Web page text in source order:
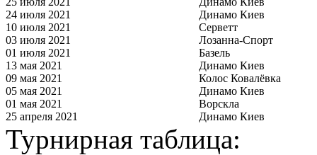
24 июля 2021
Динамо Киев
10 июля 2021
Серветт
03 июля 2021
Лозанна-Спорт
01 июля 2021
Базель
13 мая 2021
Динамо Киев
09 мая 2021
Колос Ковалёвка
05 мая 2021
Динамо Киев
01 мая 2021
Ворскла
25 апреля 2021
Динамо Киев
Турнирная таблица: